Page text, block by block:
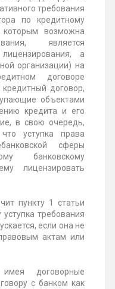
требования
по кредитному
которым возможна
является
а
организации) на
договоре
договор,
объектами
кредита и его
в свою очередь,
уступка права
сферы
банковскому
лицензировать
пункту 1 статьи
требования
если она не
актам или
договорные
с банком как